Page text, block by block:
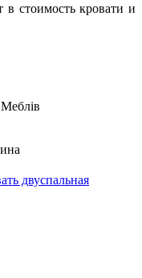
в стоимость кровати и
двуспальная